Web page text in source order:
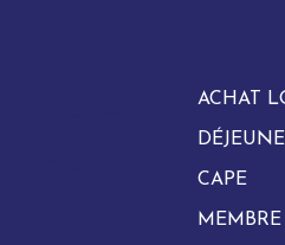
ACHAT
CAPE
MEMBRE